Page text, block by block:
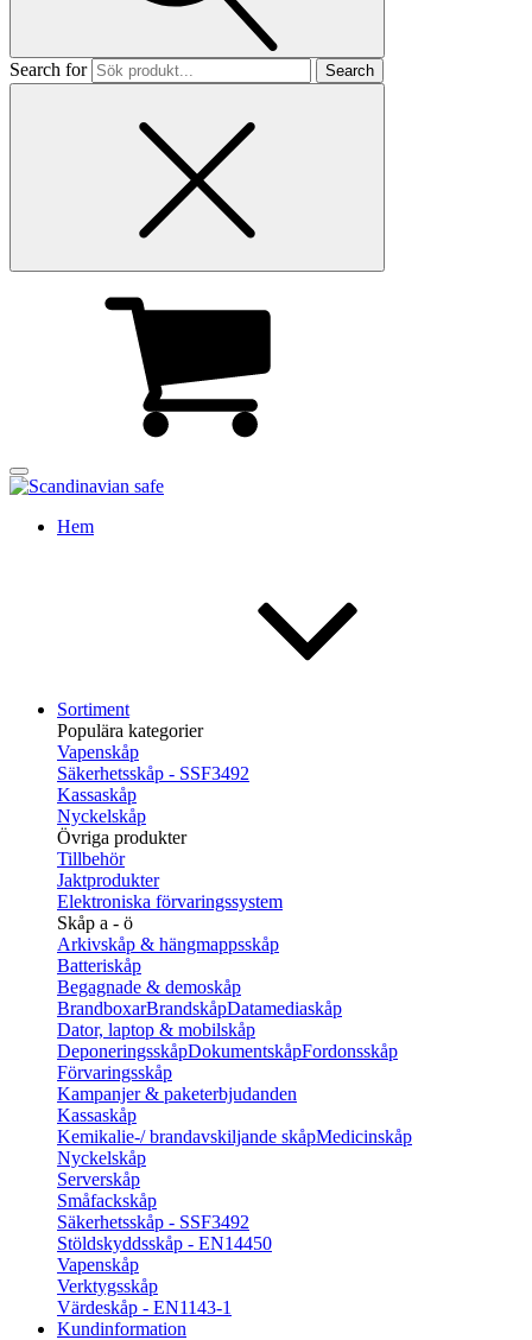
Search for
Hem
Sortiment
Populära kategorier
Vapenskåp
Säkerhetsskåp - SSF3492
Kassaskåp
Nyckelskåp
Övriga produkter
Tillbehör
Jaktprodukter
Elektroniska förvaringssystem
Skåp a - ö
Arkivskåp & hängmappsskåp
Batteriskåp
Begagnade & demoskåp
BrandboxarBrandskåpDatamediaskåp
Dator, laptop & mobilskåp
DeponeringsskåpDokumentskåpFordonsskåp
Förvaringsskåp
Kampanjer & paketerbjudanden
Kassaskåp
Kemikalie-/ brandavskiljande skåpMedicinskåp
Nyckelskåp
Serverskåp
Småfackskåp
Säkerhetsskåp - SSF3492
Stöldskyddsskåp - EN14450
Vapenskåp
Verktygsskåp
Värdeskåp - EN1143-1
Kundinformation